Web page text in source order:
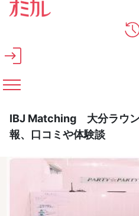
メインコンテンツへスキップ
IBJ Matching 大分ラウン
報、口コミや体験談